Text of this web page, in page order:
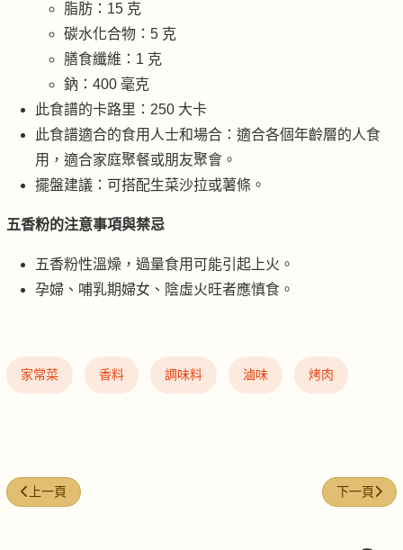
脂肪：15 克
碳水化合物：5 克
膳食纖維：1 克
鈉：400 毫克
此食譜的卡路里：250 大卡
此食譜適合的食用人士和場合：適合各個年齡層的人食
用，適合家庭聚餐或朋友聚會。
擺盤建議：可搭配生菜沙拉或薯條。
五香粉的注意事項與禁忌
五香粉性溫燥，過量食用可能引起上火。
孕婦、哺乳期婦女、陰虛火旺者應慎食。
家常菜 香料 調味料 滷味 烤肉
上一篇文章: 茴香（Fennel）：東西方料理的香氣密碼
上一頁 下一篇文章
下一頁